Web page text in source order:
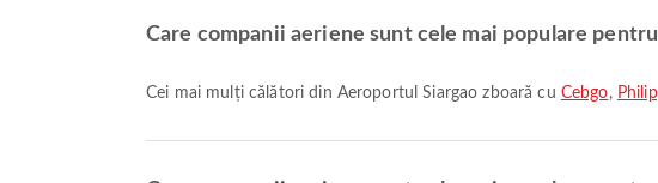
Care companii aeriene sunt cele mai populare
Cei mai mulți călători din Aeroportul Siargao zboară cu Cebgo,